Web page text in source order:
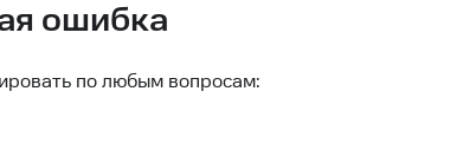
ошибка
по любым вопросам: